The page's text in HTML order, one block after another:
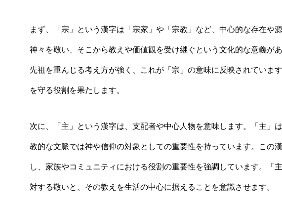
まず、「宗」という漢字は「宗家」や「宗教」など、中心的な存在や
神々を敬い、そこから教えや価値観を受け継ぐという文化的な意義が
先祖を重んじる考え方が強く、これが「宗」の意味に反映されていま
を守る役割を果たします。
次に、「主」という漢字は、支配者や中心人物を意味します。「主」
教的な文脈では神や信仰の対象としての重要性を持っています。この
し、家族やコミュニティにおける役割の重要性を強調しています。「
対する敬いと、その教えを生活の中心に据えることを意識させます。